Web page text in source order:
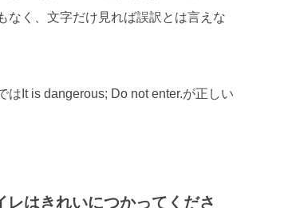
なく、文字だけ見れば誤訳とは言えな
は It is dangerous; Do not enter.が正しい
はきれいにつかってくださ